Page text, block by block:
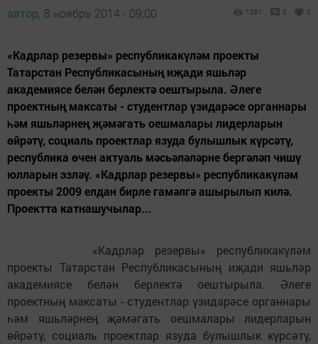
автор, 8 ноябрь 2014 - 09:00 1281 0 0
«Кадрлар резервы» республикакүләм проекты
Татарстан Республикасының иҗади яшьләр
академиясе белән берлектә оештырыла. Әлеге
проектның максаты - студентлар үзидарәсе органнары
һәм яшьләрнең җәмәгать оешмалары лидерларын
өйрәтү, социаль проектлар язуда булышлык күрсәтү,
республика өчен актуаль мәсьәләләрне бергәләп чишү
юлларын эзләү. «Кадрлар резервы» республикакүләм
проекты 2009 елдан бирле гамәлгә ашырылып килә.
Проектта катнашучылар...
«Кадрлар резервы» республикакүләм
проекты Татарстан Республикасының иҗади яшьләр
академиясе белән берлектә оештырыла. Әлеге
проектның максаты - студентлар үзидарәсе органнары
һәм яшьләрнең җәмәгать оешмалары лидерларын
өйрәтү, социаль проектлар язуда булышлык күрсәтү,